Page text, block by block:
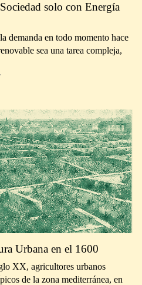
solo con Energía
demanda en todo momento hace
sea una tarea compleja,
Urbana en el 1600
XX, agricultores urbanos
de la zona mediterránea, en